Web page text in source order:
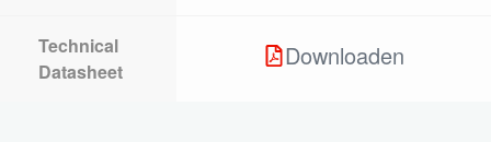
Technical
Datasheet
Downloaden